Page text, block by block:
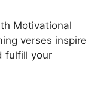
Motivational
verses inspire
fulfill your